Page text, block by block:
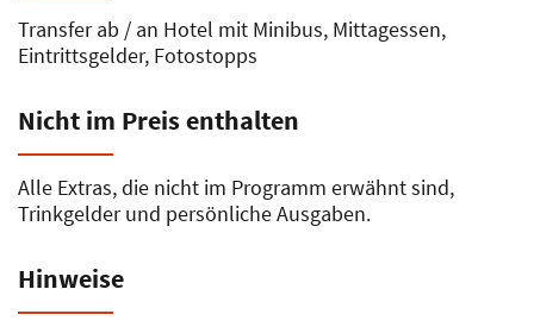
Transfer ab / an Hotel mit Minibus, Mittagessen,
Eintrittsgelder, Fotostopps
Nicht im Preis enthalten
Alle Extras, die nicht im Programm erwähnt sind,
Trinkgelder und persönliche Ausgaben.
Hinweise